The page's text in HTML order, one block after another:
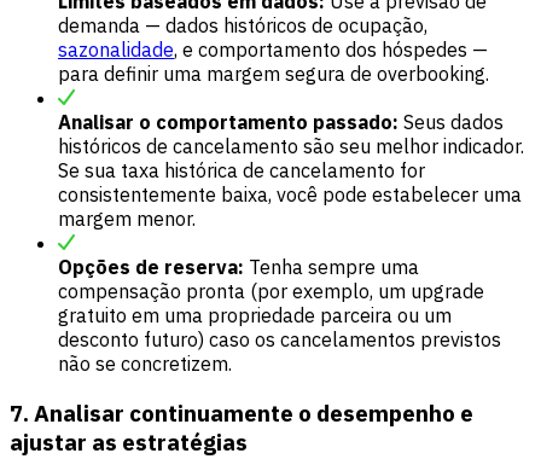
demanda — dados históricos de ocupação,
sazonalidade, e comportamento dos hóspedes —
para definir uma margem segura de overbooking.
Analisar o comportamento passado: Seus dados
históricos de cancelamento são seu melhor indicador.
Se sua taxa histórica de cancelamento for
consistentemente baixa, você pode estabelecer uma
margem menor.
Opções de reserva: Tenha sempre uma
compensação pronta (por exemplo, um upgrade
gratuito em uma propriedade parceira ou um
desconto futuro) caso os cancelamentos previstos
não se concretizem.
7. Analisar continuamente o desempenho e
ajustar as estratégias